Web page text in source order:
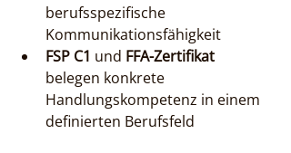
berufsspezifische
Kommunikationsfähigkeit
FSP C1 und FFA-Zertifikat
belegen konkrete
Handlungskompetenz in einem
definierten Berufsfeld